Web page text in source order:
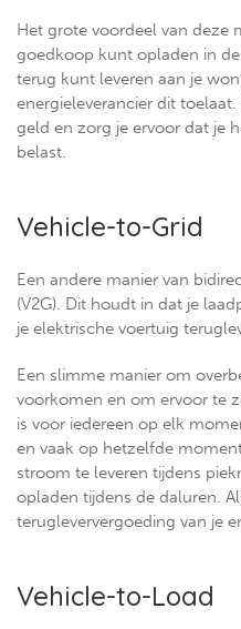
Het grote voordeel van deze
goedkoop kunt opladen in
terug kunt leveren aan je
energieleverancier dit
geld en zorg je ervoor dat je
belast.
Vehicle-to-Grid
Een andere manier van
(V2G). Dit houdt in dat je
je elektrische voertuig
Een slimme manier om
voorkomen en om ervoor te
is voor iedereen op elk
en vaak op hetzelfde
stroom te leveren tijdens
opladen tijdens de daluren.
terugleververgoeding van je
Vehicle-to-Load